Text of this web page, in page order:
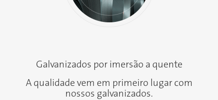
Galvanizados por imersão a quente
A qualidade vem em primeiro lugar com
nossos galvanizados.